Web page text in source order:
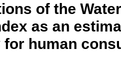
of the
as an
for human